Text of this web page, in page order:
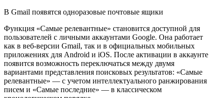
В Gmail появятся одноразовые почтовые ящики
Функция «Самые релевантные» становится доступной для
пользователей с личными аккаунтами Google. Она работает
как в веб-версии Gmail, так и в официальных мобильных
приложениях для Android и iOS. После активации в аккаунте
появится возможность переключаться между двумя
вариантами представления поисковых результатов: «Самые
релевантные» — с учетом интеллектуального ранжирования
писем и «Самые последние» — в классическом